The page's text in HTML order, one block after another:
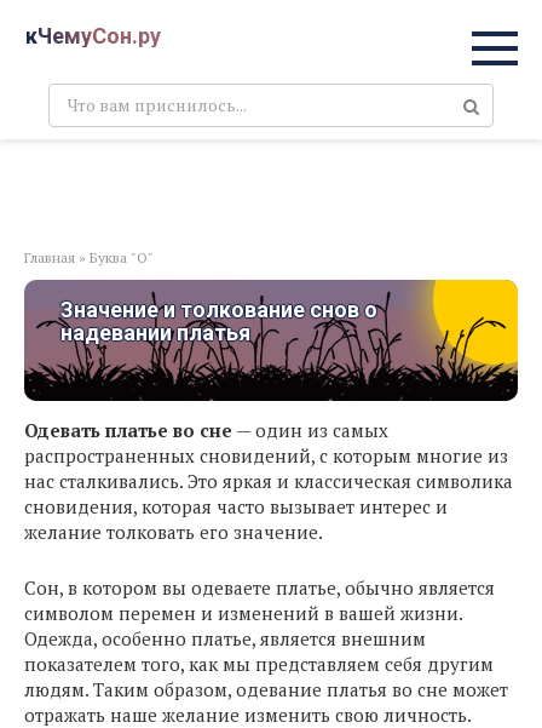
кЧемуСон.ру
Поиск:
Главная » Буква "О"
Значение и толкование снов о
надевании платья
Одевать платье во сне — один из самых
распространенных сновидений, с которым многие из
нас сталкивались. Это яркая и классическая символика
сновидения, которая часто вызывает интерес и
желание толковать его значение.
Сон, в котором вы одеваете платье, обычно является
символом перемен и изменений в вашей жизни.
Одежда, особенно платье, является внешним
показателем того, как мы представляем себя другим
людям. Таким образом, одевание платья во сне может
отражать наше желание изменить свою личность.